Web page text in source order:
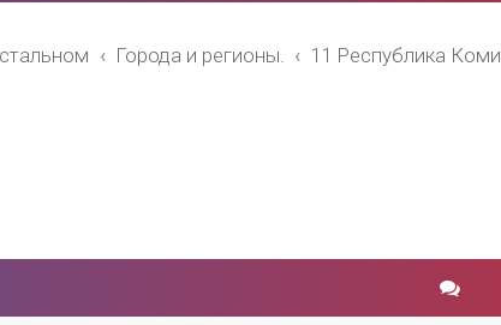
Города и регионы. 11 Республика Коми